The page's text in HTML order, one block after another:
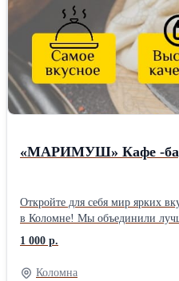
«МАРИМУШ» Кафе -
Откройте для себя мир ярких
в Коломне! Мы объединили
русской и европейской кухни,
гастрономические впечатления!
1 000 р.
Коломна